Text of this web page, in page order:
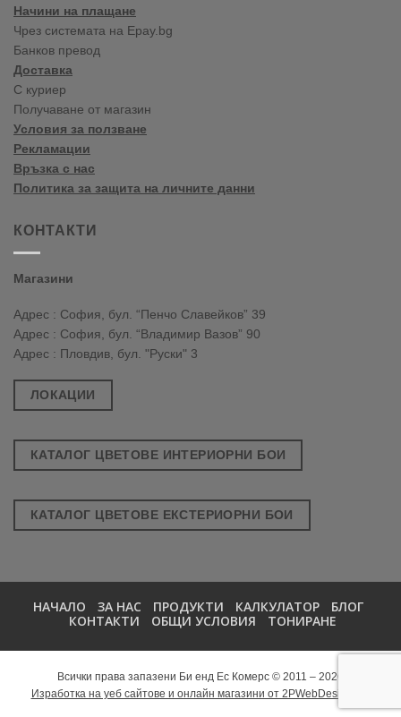
Начини на плащане
Чрез системата на Epay.bg
Банков превод
Доставка
С куриер
Получаване от магазин
Условия за ползване
Рекламации
Връзка с нас
Политика за защита на личните данни
КОНТАКТИ
Магазини
Адрес : София, бул. “Пенчо Славейков” 39
Адрес : София, бул. “Владимир Вазов” 90
Адрес : Пловдив, бул. "Руски" 3
ЛОКАЦИИ
КАТАЛОГ ЦВЕТОВЕ ИНТЕРИОРНИ БОИ
КАТАЛОГ ЦВЕТОВЕ ЕКСТЕРИОРНИ БОИ
НАЧАЛО ЗА НАС ПРОДУКТИ КАЛКУЛАТОР
БЛОГ
КОНТАКТИ
ОБЩИ УСЛОВИЯ ТОНИРАНЕ
Всички права запазени Би енд Ес Комерс © 2011 – 2026
Изработка на уеб сайтове и онлайн магазини от 2PWebDesign.net